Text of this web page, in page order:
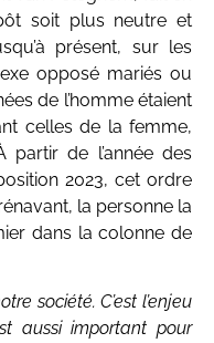
soit plus neutre et
présent, sur les
opposé mariés ou
de l’homme étaient
celles de la femme,
de l’année des
2023, cet ordre
la personne la
dans la colonne de
société. C’est l’enjeu
aussi important pour